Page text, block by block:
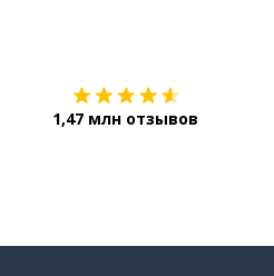
1,47 млн отзывов